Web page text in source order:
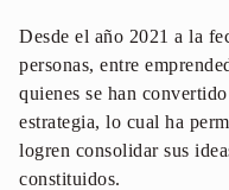
Desde el año 2021 a la
personas, entre
quienes se han
estrategia, lo cual ha
logren consolidar sus
constituidos.